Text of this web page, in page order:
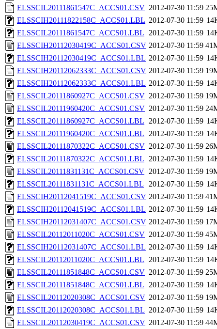
ELSSCIL20111861547C_ACCS01.CSV 2012-07-30 11:59
ELSSCIH20111822158C_ACCS01.LBL 2012-07-30 11:59
ELSSCIL20111861547C_ACCS01.LBL 2012-07-30 11:59
ELSSCIH20112030419C_ACCS01.CSV 2012-07-30 11:59
ELSSCIH20112030419C_ACCS01.LBL 2012-07-30 11:59
ELSSCIH20112062333C_ACCS01.CSV 2012-07-30 11:59
ELSSCIH20112062333C_ACCS01.LBL 2012-07-30 11:59
ELSSCIL20111860927C_ACCS01.CSV 2012-07-30 11:59
ELSSCIL20111960420C_ACCS01.CSV 2012-07-30 11:59
ELSSCIL20111860927C_ACCS01.LBL 2012-07-30 11:59
ELSSCIL20111960420C_ACCS01.LBL 2012-07-30 11:59
ELSSCIL20111870322C_ACCS01.CSV 2012-07-30 11:59
ELSSCIL20111870322C_ACCS01.LBL 2012-07-30 11:59
ELSSCIL20111831131C_ACCS01.CSV 2012-07-30 11:59
ELSSCIL20111831131C_ACCS01.LBL
2012-07-30 11:59
ELSSCIH20112041519C_ACCS01.CSV 2012-07-30 11:59
ELSSCIH20112041519C_ACCS01.LBL 2012-07-30 11:59
ELSSCIH20112031407C_ACCS01.CSV 2012-07-30 11:59
ELSSCIL20112011020C_ACCS01.CSV 2012-07-30 11:59
ELSSCIH20112031407C_ACCS01.LBL 2012-07-30 11:59
ELSSCIL20112011020C_ACCS01.LBL 2012-07-30 11:59
ELSSCIL20111851848C_ACCS01.CSV 2012-07-30 11:59
ELSSCIL20111851848C_ACCS01.LBL 2012-07-30 11:59
ELSSCIL20112020308C_ACCS01.CSV 2012-07-30 11:59
ELSSCIL20112020308C_ACCS01.LBL 2012-07-30 11:59
ELSSCIL20112030419C_ACCS01.CSV 2012-07-30 11:59